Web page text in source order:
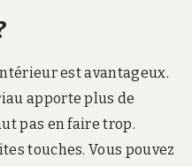
est avantageux.
apporte plus de
pas en faire trop.
touches. Vous pouvez